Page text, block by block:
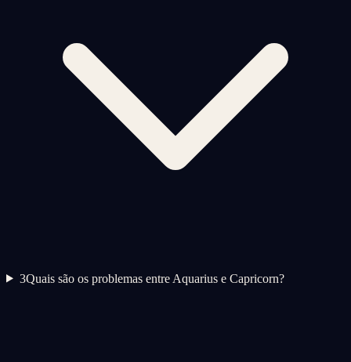
3Quais são os problemas entre Aquarius e Capricorn?